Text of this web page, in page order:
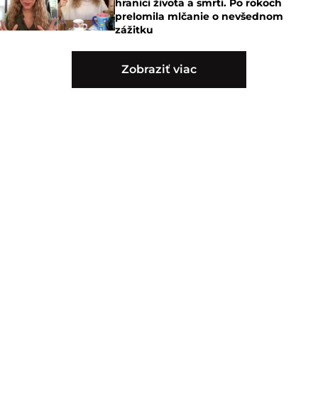
prelomila mlčanie o nevšednom
zážitku
Zobraziť viac